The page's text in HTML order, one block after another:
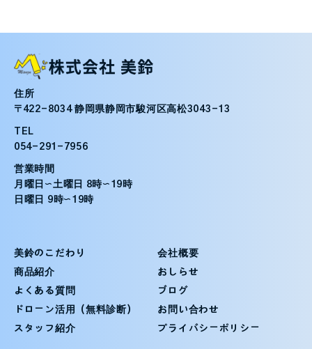
住所
〒422-8034 静岡県静岡市駿河区高松3043-13
TEL
054-291-7956
営業時間
月曜日〜土曜日 8時〜19時
日曜日 9時〜19時
美鈴のこだわり
商品紹介
よくある質問
ドローン活用（無料診断）
スタッフ紹介
会社概要
おしらせ
ブログ
お問い合わせ
プライバシーポリシー